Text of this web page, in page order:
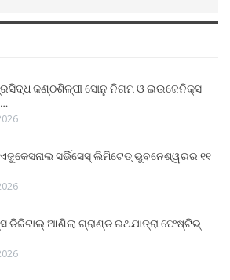
କଣ୍ଠଶିଳ୍ପୀ ସୋନୁ ନିଗମ ଓ ଇଉଜେନିକ୍ସ
ସର୍ଭିସେସ୍ ଲିମିଟେଡ୍ ଭୁବନେଶ୍ୱରର ୧୧
ଡିଜିଟାଲ୍ ଆଣିଲା ଗ୍ରାଣ୍ଡ ରଥଯାତ୍ରା ଫେଷ୍ଟିଭ୍